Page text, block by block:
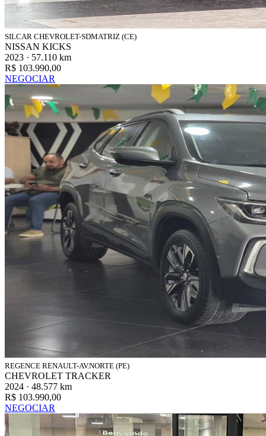
SILCAR CHEVROLET-SDMATRIZ (CE)
NISSAN KICKS
2023 · 57.110 km
R$ 103.990,00
NEGOCIAR
REGENCE RENAULT-AV.NORTE (PE)
CHEVROLET TRACKER
2024 · 48.577 km
R$ 103.990,00
NEGOCIAR